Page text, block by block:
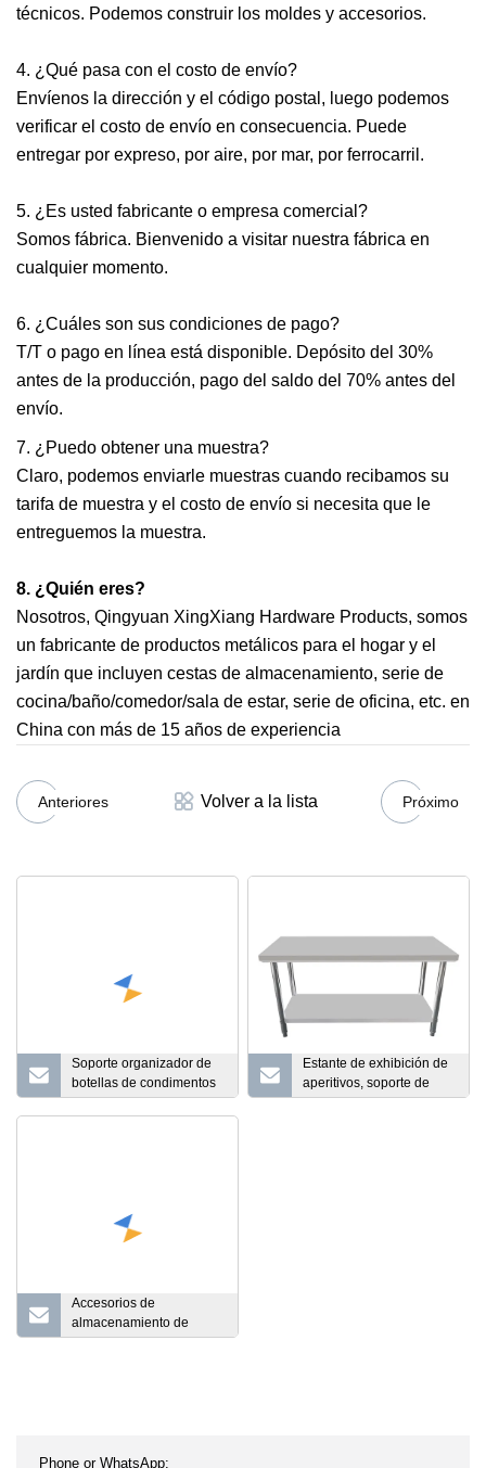
técnicos. Podemos construir los moldes y accesorios.
4. ¿Qué pasa con el costo de envío?
Envíenos la dirección y el código postal, luego podemos
verificar el costo de envío en consecuencia. Puede
entregar por expreso, por aire, por mar, por ferrocarril.
5. ¿Es usted fabricante o empresa comercial?
Somos fábrica. Bienvenido a visitar nuestra fábrica en
cualquier momento.
6. ¿Cuáles son sus condiciones de pago?
T/T o pago en línea está disponible. Depósito del 30%
antes de la producción, pago del saldo del 70% antes del
envío.
7. ¿Puedo obtener una muestra?
Claro, podemos enviarle muestras cuando recibamos su
tarifa de muestra y el costo de envío si necesita que le
entreguemos la muestra.
8. ¿Quién eres?
Nosotros, Qingyuan XingXiang Hardware Products, somos
un fabricante de productos metálicos para el hogar y el
jardín que incluyen cestas de almacenamiento, serie de
cocina/baño/comedor/sala de estar, serie de oficina, etc. en
China con más de 15 años de experiencia
Anteriores Volver a la lista Próximo
Soporte organizador de
botellas de condimentos
montado en la pared
Estante de exhibición de
aperitivos, soporte de
acero inoxidable, estante
Accesorios de
almacenamiento de
cocina montados en la
palillos